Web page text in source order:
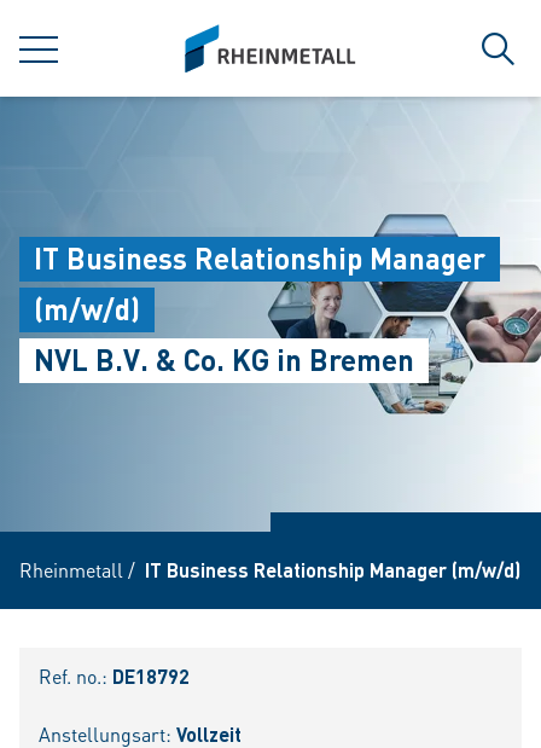
MENU
siteLogo
IT Business Relationship Manager
(m/w/d)
NVL B.V. & Co. KG in Bremen
Rheinmetall / IT Business Relationship Manager (m/w/d)
Ref. no.: DE18792
Anstellungsart: Vollzeit